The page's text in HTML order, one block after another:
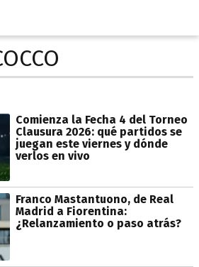
Comienza la Fecha 4 del Torneo
Clausura 2026: qué partidos se
juegan este viernes y dónde
verlos en vivo
Franco Mastantuono, de Real
Madrid a Fiorentina:
¿Relanzamiento o paso atrás?